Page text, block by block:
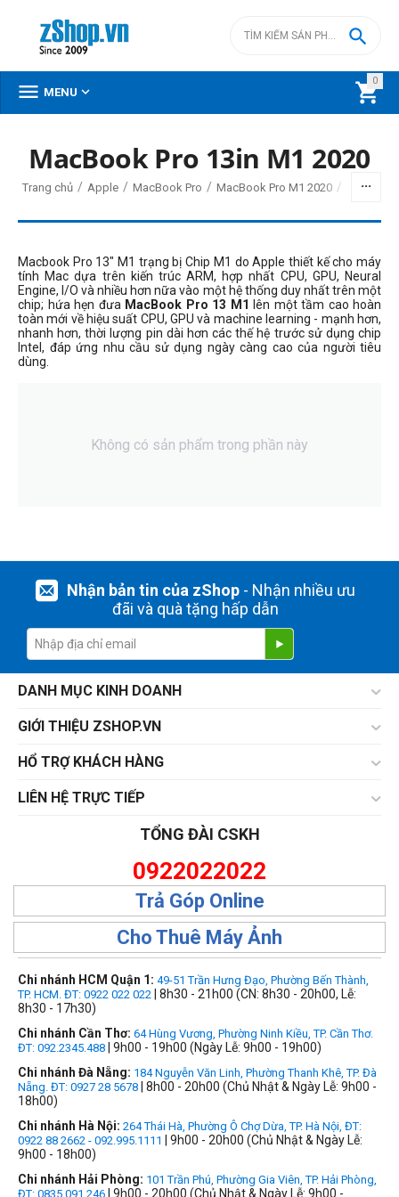
0


 MENU 
MacBook Pro 13in M1 2020
Trang chủ / Apple / MacBook Pro / MacBook Pro M1 2020 /
Macbook Pro 13" M1 trạng bị Chip M1 do Apple thiết kế cho máy
tính Mac dựa trên kiến trúc ARM, hợp nhất CPU, GPU, Neural
Engine, I/O và nhiều hơn nữa vào một hệ thống duy nhất trên một
chip; hứa hẹn đưa MacBook Pro 13 M1 lên một tầm cao hoàn
toàn mới về hiệu suất CPU, GPU và machine learning - mạnh hơn,
nhanh hơn, thời lượng pin dài hơn các thế hệ trước sử dụng chip
Intel, đáp ứng nhu cầu sử dụng ngày càng cao của người tiêu
dùng.
Không có sản phẩm trong phần này
Nhận bản tin của zShop- Nhận nhiều ưu
đãi và quà tặng hấp dẫn
DANH MỤC KINH DOANH
GIỚI THIỆU ZSHOP.VN
HỔ TRỢ KHÁCH HÀNG
LIÊN HỆ TRỰC TIẾP
TỔNG ĐÀI CSKH
0922022022
Trả Góp Online
Cho Thuê Máy Ảnh
Chi nhánh HCM Quận 1: 49-51 Trần Hưng Đạo, Phường Bến Thành,
TP. HCM. ĐT: 0922 022 022 | 8h30 - 21h00 (CN: 8h30 - 20h00, Lễ:
8h30 - 17h30)
Chi nhánh Cần Thơ: 64 Hùng Vương, Phường Ninh Kiều, TP. Cần Thơ.
ĐT: 092.2345.488 | 9h00 - 19h00 (Ngày Lễ: 9h00 - 19h00)
Chi nhánh Đà Nẵng: 184 Nguyễn Văn Linh, Phường Thanh Khê, TP. Đà
Nẵng. ĐT: 0927 28 5678 | 8h00 - 20h00 (Chủ Nhật & Ngày Lễ: 9h00 -
18h00)
Chi nhánh Hà Nội: 264 Thái Hà, Phường Ô Chợ Dừa, TP. Hà Nội, ĐT:
0922 88 2662 - 092.995.1111
| 9h00 - 20h00 (Chủ Nhật & Ngày Lễ:
9h00 - 18h00)
Chi nhánh Hải Phòng: 101 Trần Phú, Phường Gia Viên, TP. Hải Phòng,
ĐT: 0835 091 246 | 9h00 - 20h00 (Chủ Nhật & Ngày Lễ: 9h00 -